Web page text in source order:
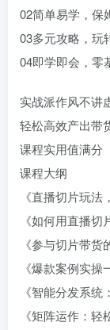
02简单易学，保
03多元攻略，玩
04即学即会，零
实战派作风不讲
轻松高效产出带
课程实用值满分
课程大纲
《直播切片玩法
《如何用直播切
《参与切片带货
《爆款案例实操
《智能分发系统
《矩阵运作：轻